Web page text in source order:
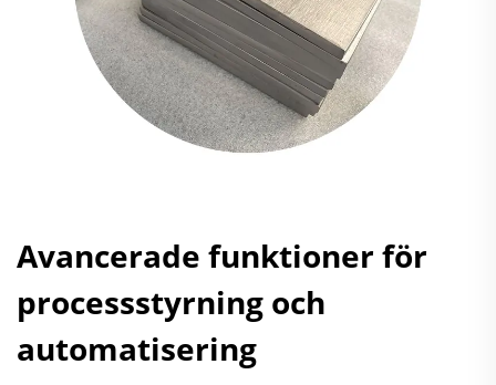
Avancerade funktioner för
processstyrning och
automatisering